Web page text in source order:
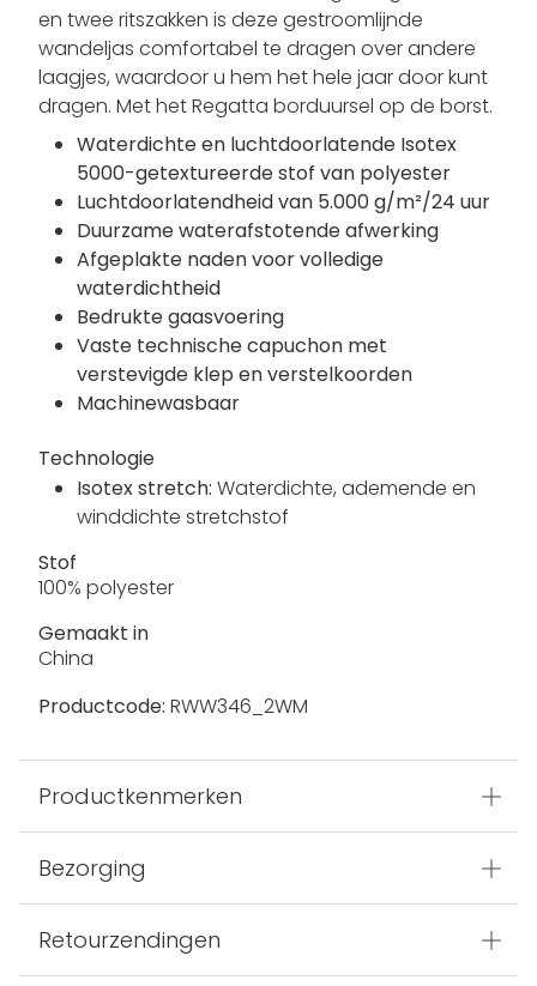
en twee ritszakken is deze gestroomlijnde
wandeljas comfortabel te dragen over andere
laagjes, waardoor u hem het hele jaar door kunt
dragen. Met het Regatta borduursel op de borst.
Waterdichte en luchtdoorlatende Isotex
5000-getextureerde stof van polyester
Luchtdoorlatendheid van 5.000 g/m²/24 uur
Duurzame waterafstotende afwerking
Afgeplakte naden voor volledige
waterdichtheid
Bedrukte gaasvoering
Vaste technische capuchon met
verstevigde klep en verstelkoorden
Machinewasbaar
Technologie
Isotex stretch: Waterdichte, ademende en
winddichte stretchstof
Stof
100% polyester
Gemaakt in
China
Productcode: RWW346_2WM
Productkenmerken
Bezorging
Retourzendingen